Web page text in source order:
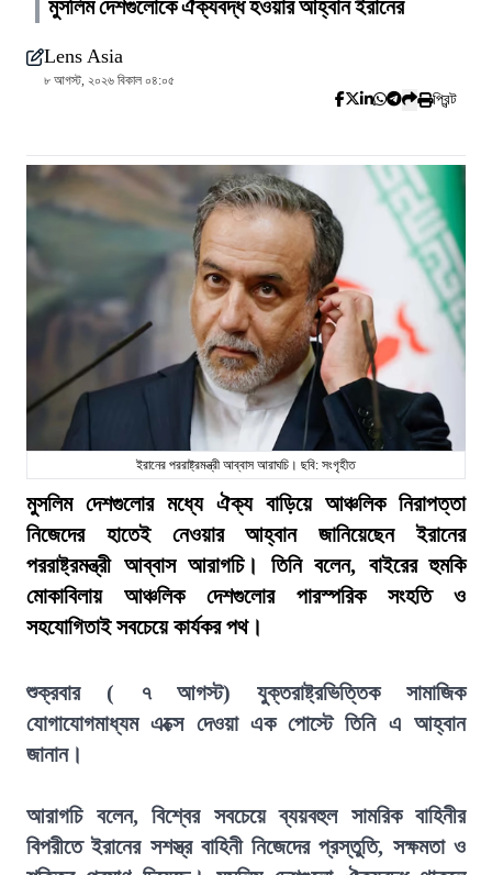
মুসলিম দেশগুলোকে ঐক্যবদ্ধ হওয়ার আহ্বান ইরানের
Lens Asia
৮ আগস্ট, ২০২৬ বিকাল ০৪:০৫
প্রিন্ট
ইরানের পররাষ্ট্রমন্ত্রী আব্বাস আরাঘচি। ছবি: সংগৃহীত
মুসলিম দেশগুলোর মধ্যে ঐক্য বাড়িয়ে আঞ্চলিক নিরাপত্তা
নিজেদের হাতেই নেওয়ার আহ্বান জানিয়েছেন ইরানের
পররাষ্ট্রমন্ত্রী আব্বাস আরাগচি। তিনি বলেন, বাইরের হুমকি
মোকাবিলায় আঞ্চলিক দেশগুলোর পারস্পরিক সংহতি ও
সহযোগিতাই সবচেয়ে কার্যকর পথ।
শুক্রবার ( ৭ আগস্ট) যুক্তরাষ্ট্রভিত্তিক সামাজিক
যোগাযোগমাধ্যম এক্সে দেওয়া এক পোস্টে তিনি এ আহ্বান
জানান।
আরাগচি বলেন, বিশ্বের সবচেয়ে ব্যয়বহুল সামরিক বাহিনীর
বিপরীতে ইরানের সশস্ত্র বাহিনী নিজেদের প্রস্তুতি, সক্ষমতা ও